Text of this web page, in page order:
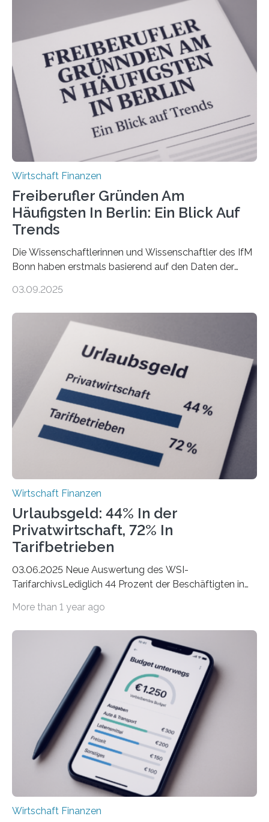
Bundesverbands Deutscher Versicherungskaufleute e.V.
durchgeführt haben. Die Studie basiert auf den
Antworten von 1.440 selbstständigen
Versicherungsvertreter*innen und -makler*innen. Ein
Ergebnis: Deutlich mehr als die Hälfte der Befragten ist
über 50 Jahre alt und wird in den nächsten Jahren eine
Nachfolgeregelung benötigen. Aber nur ein Drittel hat
bereits Regelungen…
Wirtschaft Finanzen
Freiberufler Gründen Am
Häufigsten In Berlin: Ein Blick Auf
Trends
Die Wissenschaftlerinnen und Wissenschaftler des IfM
Bonn haben erstmals basierend auf den Daten der
Landkreise mit den meisten Gründungen von
ist demnach Berlin. Betrachtet man nur die Gründungen
der Freiberuflerinnen, so liegt Leipzig an der Spitze. In
Berlin starteten in 2024 die meisten Personen in eine
eigene freiberufliche Existenz, dahinter folgten die
Städte Hamburg, München und Köln. Betrachtet man
hingegen die Existenzgründungsintensität – die Anzahl
der freiberuflichen Gründungen je…
03.09.2025
Wirtschaft Finanzen
Urlaubsgeld: 44% In der
Privatwirtschaft, 72% In
Tarifbetrieben
03.06.2025 Neue Auswertung des WSI-
TarifarchivsLediglich 44 Prozent der Beschäftigten in
tarifgebundenen Betrieben ist der Anteil mit 72 Prozent
Unterkünfte fast überall deutlich teurer geworden. Für
viele Beschäftigte ist deshalb das zumeist im Juni oder
Juli ausgezahlte Urlaubsgeld ein wichtiger Faktor, um
sich den wohlverdienten Jahresurlaub leisten zu
können. Allerdings erhält mit 44 Prozent noch nicht
einmal die Hälfte aller Beschäftigten in der
Privatwirtschaft Urlaubsgeld. Zu diesem…
More than 1 year ago
Wirtschaft Finanzen